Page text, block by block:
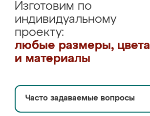
Изготовим по
индивидуальному
проекту:
любые размеры, цвета
и материалы
Часто задаваемые вопросы